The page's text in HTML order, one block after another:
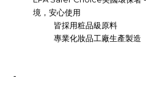
境，安心使用
皆採用粧品級原料
專業化妝品工廠生產製造
-